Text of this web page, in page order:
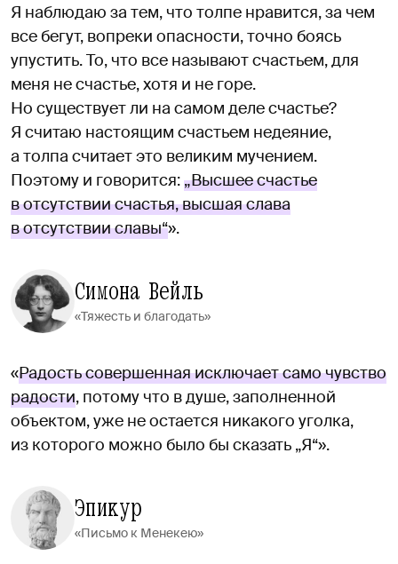
Я наблюдаю за тем, что толпе нравится, за чем
все бегут, вопреки опасности, точно боясь
упустить. То, что все называют счастьем, для
меня не счастье, хотя и не горе.
Но существует ли на самом деле счастье?
Я считаю настоящим счастьем недеяние,
а толпа считает это великим мучением.
Поэтому и говорится:„Высшее счастье
в отсутствии счастья, высшая слава
в отсутствии славы“».
Симона Вейль
«Тяжесть и благодать»
«Радость совершенная исключает само чувство
радости, потому что в душе, заполненной
объектом, уже не остается никакого уголка,
из которого можно было бы сказать „Я“».
Эпикур
«Письмо к Менекею»